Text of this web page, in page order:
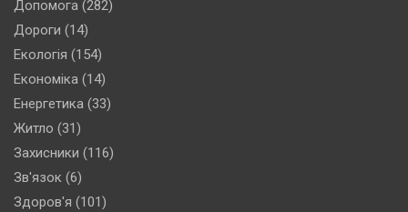
Допомога (282)
Дороги (14)
Екологія (154)
Економіка (14)
Енергетика (33)
Житло (31)
Захисники (116)
Зв'язок (6)
Здоров'я (101)